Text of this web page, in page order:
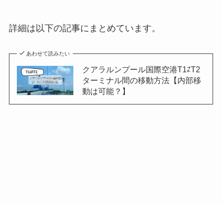
詳細は以下の記事にまとめています。
あわせて読みたい
クアラルンプール国際空港T1⇄T2
ターミナル間の移動方法【内部移
動は可能？】